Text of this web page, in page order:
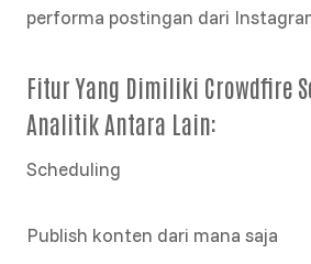
performa postingan dari
Fitur Yang Dimiliki Crowdfire
Analitik Antara Lain:
Scheduling
Publish konten dari mana saja